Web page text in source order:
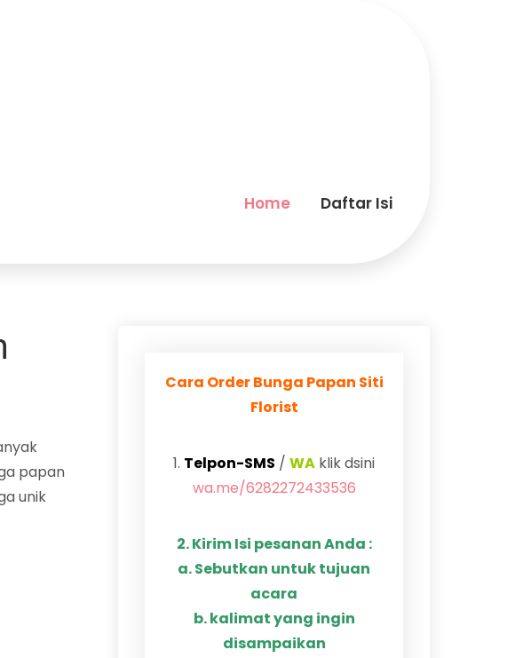
Home Daftar Isi
papan
unik
Cara Order Bunga Papan Siti
Florist
1. Telpon-SMS / WA klik dsini
wa.me/6282272433536
2. Kirim Isi pesanan Anda :
a. Sebutkan untuk tujuan
acara
b. kalimat yang ingin
disampaikan